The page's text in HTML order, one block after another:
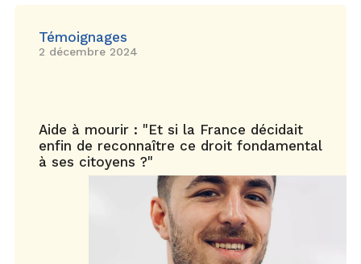
Témoignages
2 décembre 2024
Aide à mourir : "Et si la France décidait
enfin de reconnaître ce droit fondamental
à ses citoyens ?"